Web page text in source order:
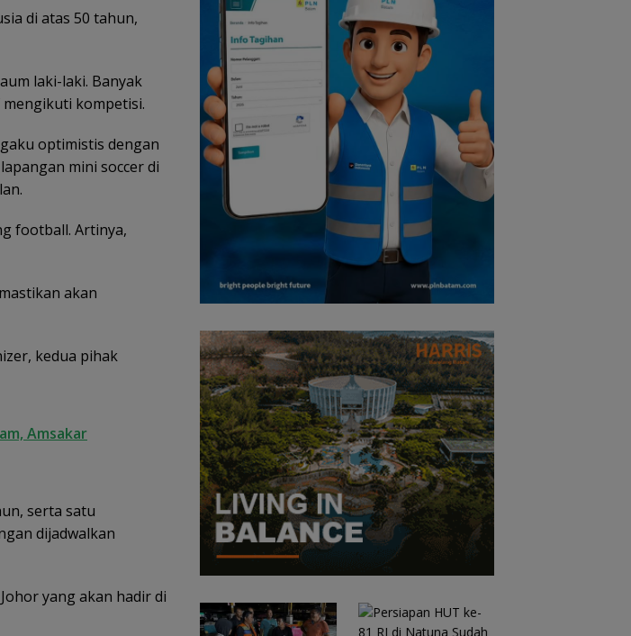
di atas 50 tahun,
laki-laki. Banyak
kompetisi.
optimistis dengan
mini soccer di
football. Artinya,
akan
kedua pihak
Amsakar
serta satu
dijadwalkan
yang akan hadir di